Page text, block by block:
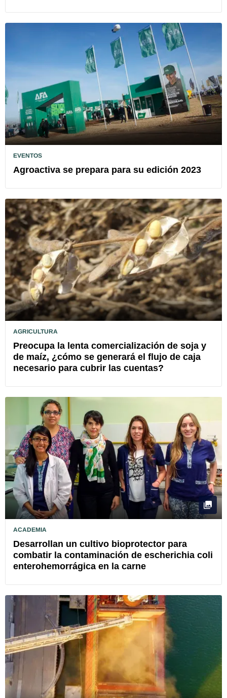
EVENTOS
Agroactiva se prepara para su edición 2023
AGRICULTURA
Preocupa la lenta comercialización de soja y
de maíz, ¿cómo se generará el flujo de caja
necesario para cubrir las cuentas?
ACADEMIA
Desarrollan un cultivo bioprotector para
combatir la contaminación de escherichia coli
enterohemorrágica en la carne